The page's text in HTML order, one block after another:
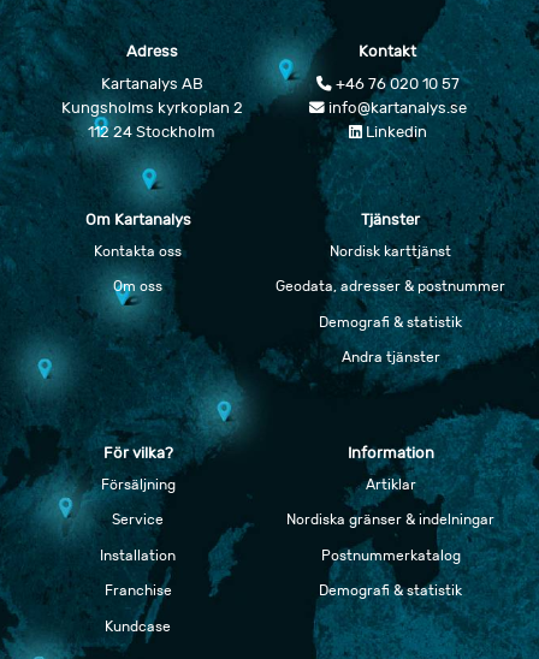
Adress
Kartanalys AB
Kungsholms kyrkoplan 2
112 24 Stockholm
Kontakt
+46 76 020 10 57
info@kartanalys.se
Linkedin
Om Kartanalys
Kontakta oss
Om oss
Tjänster
Nordisk karttjänst
Geodata, adresser & postnummer
Demografi & statistik
Andra tjänster
För vilka?
Försäljning
Service
Installation
Franchise
Kundcase
Information
Artiklar
Nordiska gränser & indelningar
Postnummerkatalog
Demografi & statistik